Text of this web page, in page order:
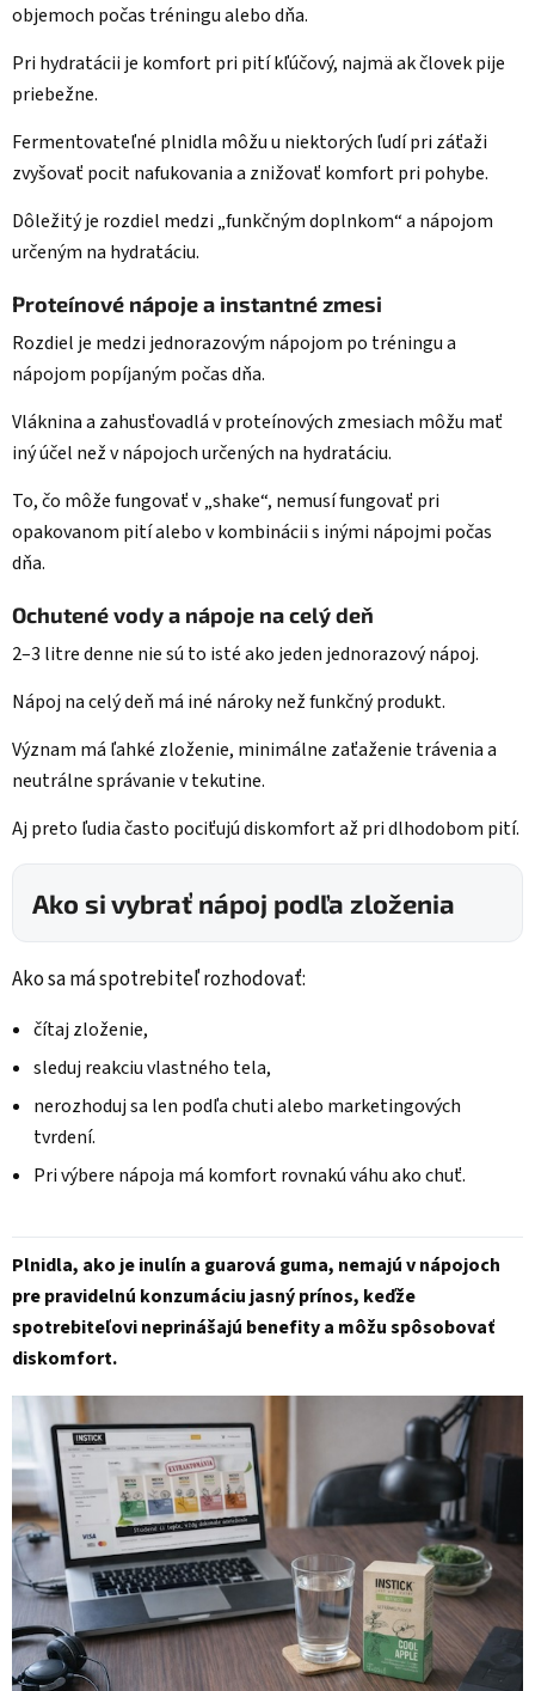
objemoch počas tréningu alebo dňa.
Pri hydratácii je komfort pri pití kľúčový, najmä ak človek pije
priebežne.
Fermentovateľné plnidla môžu u niektorých ľudí pri záťaži
zvyšovať pocit nafukovania a znižovať komfort pri pohybe.
Dôležitý je rozdiel medzi „funkčným doplnkom“ a nápojom
určeným na hydratáciu.
Proteínové nápoje a instantné zmesi
Rozdiel je medzi jednorazovým nápojom po tréningu a
nápojom popíjaným počas dňa.
Vláknina a zahusťovadlá v proteínových zmesiach môžu mať
iný účel než v nápojoch určených na hydratáciu.
To, čo môže fungovať v „shake“, nemusí fungovať pri
opakovanom pití alebo v kombinácii s inými nápojmi počas
dňa.
Ochutené vody a nápoje na celý deň
2–3 litre denne nie sú to isté ako jeden jednorazový nápoj.
Nápoj na celý deň má iné nároky než funkčný produkt.
Význam má ľahké zloženie, minimálne zaťaženie trávenia a
neutrálne správanie v tekutine.
Aj preto ľudia často pociťujú diskomfort až pri dlhodobom pití.
Ako si vybrať nápoj podľa zloženia
Ako sa má spotrebiteľ rozhodovať:
čítaj zloženie,
sleduj reakciu vlastného tela,
nerozhoduj sa len podľa chuti alebo marketingových
tvrdení.
Pri výbere nápoja má komfort rovnakú váhu ako chuť.
Plnidla, ako je inulín a guarová guma, nemajú v nápojoch
pre pravidelnú konzumáciu jasný prínos, keďže
spotrebiteľovi neprinášajú benefity a môžu spôsobovať
diskomfort.